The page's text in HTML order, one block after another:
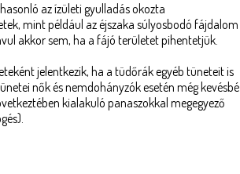
az ízületi gyulladás okozta
mint például az éjszaka súlyosbodó fájdalom
akkor sem, ha a fájó területet pihentetjük.
jelentkezik, ha a tüdőrák egyéb tüneteit is
nők és nemdohányzók esetén még kevésbé
kialakuló panaszokkal megegyező